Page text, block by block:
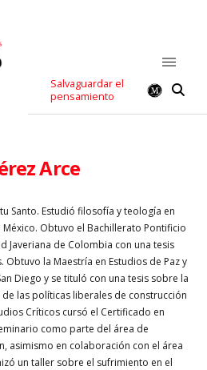
Salvaguardar el
pensamiento
Arce
Santo. Estudió filosofía y teología en
México. Obtuvo el Bachillerato Pontificio
Javeriana de Colombia con una tesis
la Maestría en Estudios de Paz y
Diego y se tituló con una tesis sobre la
las políticas liberales de construcción
Críticos cursó el Certificado en
como parte del área de
asimismo en colaboración con el área
un taller sobre el sufrimiento en el